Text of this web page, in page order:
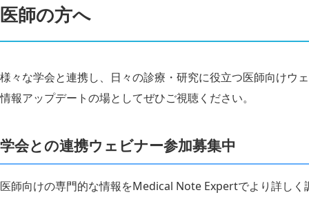
医師の方へ
様々な学会と連携し、日々の診療・研究に役立つ医師向けウ
情報アップデートの場としてぜひご視聴ください。
学会との連携ウェビナー参加募集中
医師向けの専門的な情報をMedical Note Expertでより詳しく